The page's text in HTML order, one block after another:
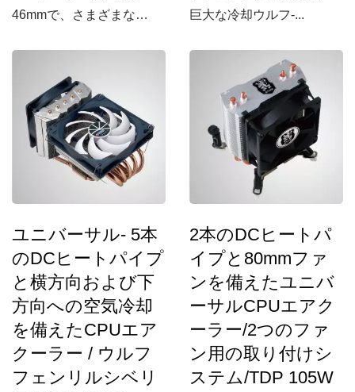
46mmで、さまざまな
ています。4本の6mmダイ
レクトコンタクトヒートパ
イプを備えており、ヒート
シンクを加速し、最大
130WのTDPをサポートす
は、インテリジェント
PWMファンを搭載してお
り、自動制御速度で、熱の
放散をバランスよく行い、
ノイズを低減します。
巨大な冷却ウルフ-...
ユニバーサル- 5本
のDCヒートパイプ
と横方向および下
方向への空気冷却
を備えたCPUエア
クーラー / ウルフ
フェンリルシベリ
2本のDCヒートパ
イプと80mmファ
ンを備えたユニバ
ーサルCPUエアク
ーラー/2つのファ
ン用の取り付けシ
ステム/TDP 105W